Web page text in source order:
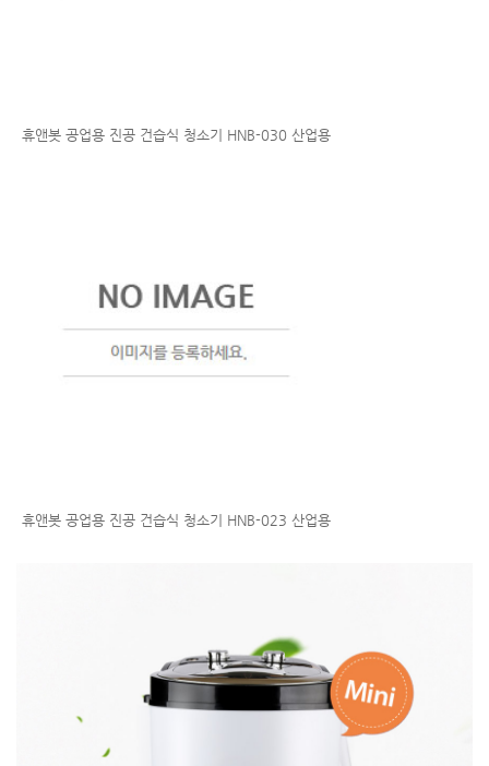
휴앤봇 공업용 진공 건습식 청소기 HNB-030 산업용
휴앤봇 공업용 진공 건습식 청소기 HNB-023 산업용